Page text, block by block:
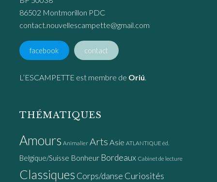
86502 Montmorillon PDC
contact.nouvellescampette@gmail.com
facebook contact
L’ESCAMPETTE est membre de Oriú
THÉMATIQUES
Amours Animalier Arts Asie ATLANTIQUE éd.
Belgique/Suisse Bonheur Bordeaux Cabinet de lecture
Classiques Corps/danse Curiosités